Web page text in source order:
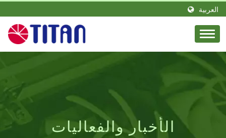
العربية
الأخبار والفعاليات